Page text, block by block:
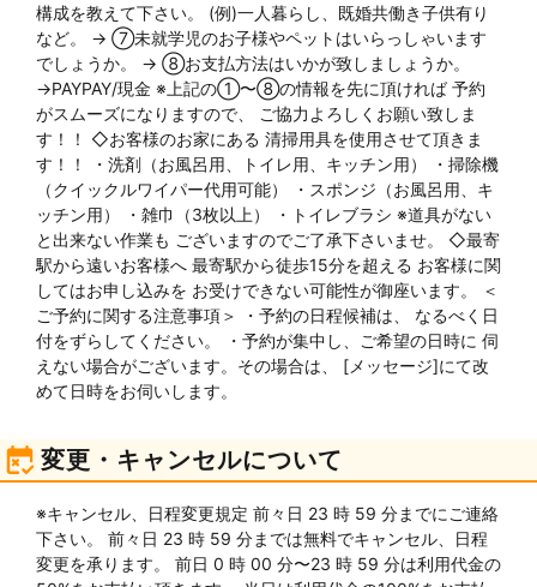
構成を教えて下さい。 (例)一人暮らし、既婚共働き子供有り
など。 → ⑦未就学児のお子様やペットはいらっしゃいます
でしょうか。 → ⑧お支払方法はいかが致しましょうか。
→PAYPAY/現金 ※上記の①〜⑧の情報を先に頂ければ 予約
がスムーズになりますので、 ご協力よろしくお願い致しま
す！！ ◇お客様のお家にある 清掃用具を使用させて頂きま
す！！ ・洗剤（お風呂用、トイレ用、キッチン用） ・掃除機
（クイックルワイパー代用可能） ・スポンジ（お風呂用、キ
ッチン用） ・雑巾（3枚以上） ・トイレブラシ ※道具がない
と出来ない作業も ございますのでご了承下さいませ。 ◇最寄
駅から遠いお客様へ 最寄駅から徒歩15分を超える お客様に関
してはお申し込みを お受けできない可能性が御座います。 ＜
ご予約に関する注意事項＞ ・予約の日程候補は、 なるべく日
付をずらしてください。 ・予約が集中し、ご希望の日時に 伺
えない場合がございます。その場合は、 [メッセージ]にて改
めて日時をお伺いします。
変更・キャンセルについて
※キャンセル、日程変更規定 前々⽇ 23 時 59 分までにご連絡
下さい。 前々⽇ 23 時 59 分までは無料でキャンセル、⽇程
変更を承ります。 前⽇ 0 時 00 分〜23 時 59 分は利⽤代⾦の